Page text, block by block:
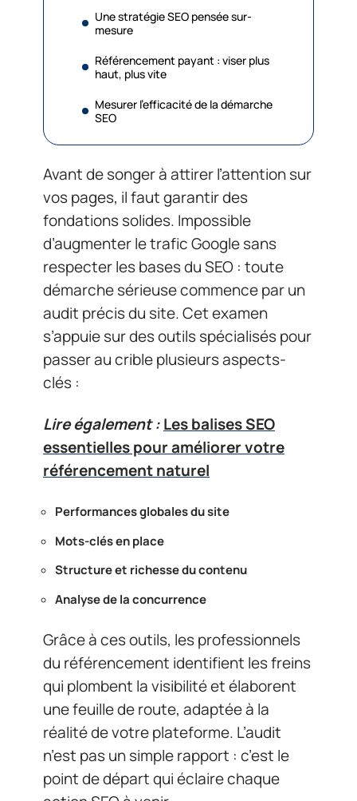
Une stratégie SEO pensée sur-
mesure
Référencement payant : viser plus
haut, plus vite
Mesurer l’efficacité de la démarche
SEO
Avant de songer à attirer l’attention sur
vos pages, il faut garantir des
fondations solides. Impossible
d’augmenter le trafic Google sans
respecter les bases du SEO : toute
démarche sérieuse commence par un
audit précis du site. Cet examen
s’appuie sur des outils spécialisés pour
passer au crible plusieurs aspects-
clés :
Lire également :Les balises SEO
essentielles pour améliorer votre
référencement naturel
Performances globales du site
Mots-clés en place
Structure et richesse du contenu
Analyse de la concurrence
Grâce à ces outils, les professionnels
du référencement identifient les freins
qui plombent la visibilité et élaborent
une feuille de route, adaptée à la
réalité de votre plateforme. L’audit
n’est pas un simple rapport : c’est le
point de départ qui éclaire chaque